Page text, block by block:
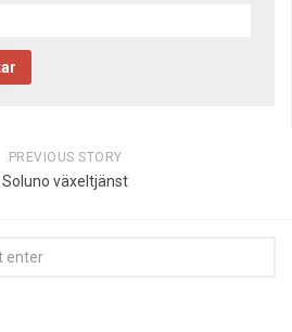
PREVIOUS STORY
Soluno växeltjänst